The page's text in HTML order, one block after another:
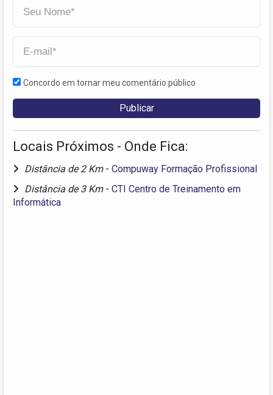
Concordo em tornar meu comentário público
Locais Próximos - Onde Fica:
Distância de 2 Km - Compuway Formação Profissional
Distância de 3 Km - CTI Centro de Treinamento em
Informática